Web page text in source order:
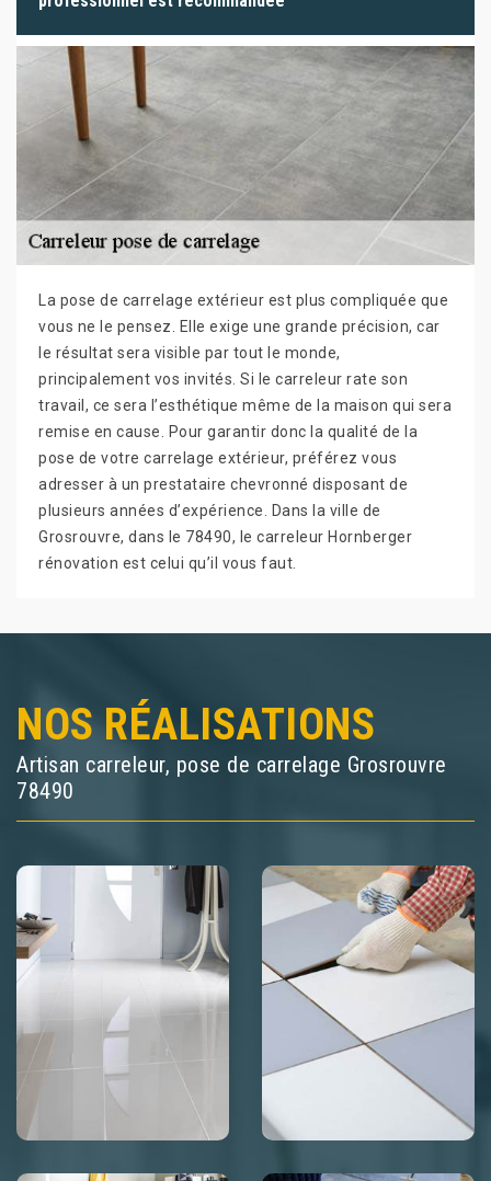
La pose de carrelage extérieur est plus compliquée que
vous ne le pensez. Elle exige une grande précision, car
le résultat sera visible par tout le monde,
principalement vos invités. Si le carreleur rate son
travail, ce sera l’esthétique même de la maison qui sera
remise en cause. Pour garantir donc la qualité de la
pose de votre carrelage extérieur, préférez vous
adresser à un prestataire chevronné disposant de
plusieurs années d’expérience. Dans la ville de
Grosrouvre, dans le 78490, le carreleur Hornberger
rénovation est celui qu’il vous faut.
NOS RÉALISATIONS
Artisan carreleur, pose de carrelage Grosrouvre
78490